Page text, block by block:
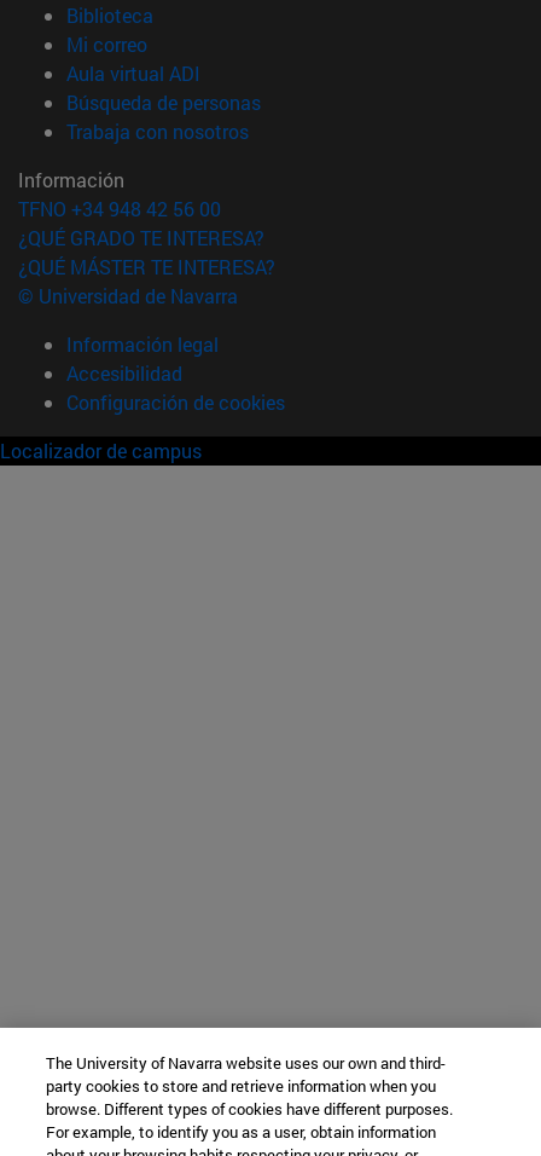
Biblioteca
Mi correo(abre en nueva ventana)
Aula virtual ADI
Búsqueda de personas(abre en nueva ventana)
Trabaja con nosotros(abre en nueva ventana)
Información
TFNO +34 948 42 56 00
¿QUÉ GRADO TE INTERESA?
¿QUÉ MÁSTER TE INTERESA?
© Universidad de Navarra
Información legal
Accesibilidad
Configuración de cookies
Localizador de campus
The University of Navarra website uses our own and third-
party cookies to store and retrieve information when you
browse. Different types of cookies have different purposes.
For example, to identify you as a user, obtain information